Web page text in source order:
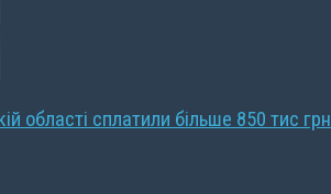
області сплатили більше 850 тис грн